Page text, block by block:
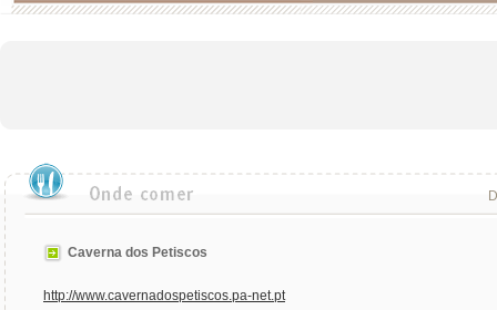
Caverna dos Petiscos
http://www.cavernadospetiscos.pa-net.pt